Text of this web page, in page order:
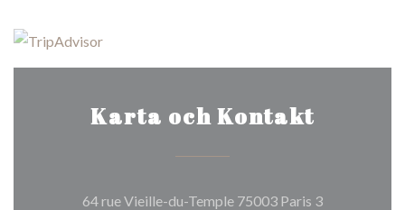
Karta och Kontakt
64 rue Vieille-du-Temple 75003 Paris 3((öppnas i